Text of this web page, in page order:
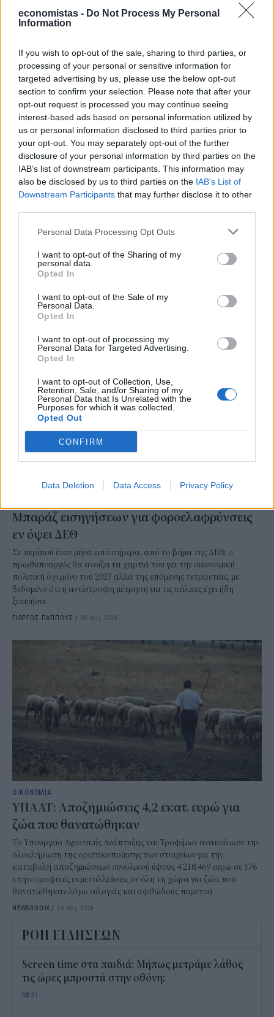
economistas - Do Not Process My Personal
Information
If you wish to opt-out of the sale, sharing to third parties, or
processing of your personal or sensitive information for
targeted advertising by us, please use the below opt-out
section to confirm your selection. Please note that after your
opt-out request is processed you may continue seeing
interest-based ads based on personal information utilized by
us or personal information disclosed to third parties prior to
your opt-out. You may separately opt-out of the further
disclosure of your personal information by third parties on the
IAB’s list of downstream participants. This information may
also be disclosed by us to third parties on the IAB’s List of
Downstream Participants that may further disclose it to other
Personal Data Processing Opt Outs
I want to opt-out of the Sharing of my
personal data.
Opted In
I want to opt-out of the Sale of my
Personal Data.
Opted In
I want to opt-out of processing my
Personal Data for Targeted Advertising.
Opted In
I want to opt-out of Collection, Use,
Retention, Sale, and/or Sharing of my
Personal Data that Is Unrelated with the
Purposes for which it was collected.
Opted Out
CONFIRM
Data Deletion Data Access Privacy Policy
Με τον Υφυπουργό Εθνικής Οικονομίας και Οικονομικών, Δημήτρη
Μαρκόπουλο, συναντήθηκε το Διοικητικό Συμβούλιο του
NEWSROOM/05 Αυγ 2026
ΟΙΚΟΝΟΜΙΑ
Σημαντικό ορόσημο κατέγραψε τον Ιούλιο ο Εξωδικαστικός
Μηχανισμός. Οι συνολικές ρυθμίσεις ξεπέρασαν τα 20 δισ. ευρώ από
Ιουλίου, έχουν ολοκληρωθεί 66.578 ρυθμίσεις, οι οποίες
αντιστοιχούν σε αρχικές οφειλές ύψους 20,19 δισ. ευρώ.
Μπαράζ εισηγήσεων για φοροελαφρύνσεις
εν όψει ΔΕΘ
Σε περίπου έναν μήνα από σήμερα, από το βήμα της ΔΕΘ, ο
πρωθυπουργός θα ανοίξει τα χαρτιά του για την οικονομική
πολιτική όχι μόνο του 2027 αλλά της επόμενης τετραετίας, με
δεδομένο ότι η αντίστροφη μέτρηση για τις κάλπες έχει ήδη
ξεκινήσει.
ΓΙΩΡΓΟΣ ΠΑΠΠΟΥΣ / 05 Αυγ 2026
ΟΙΚΟΝΟΜΙΑ
ΥΠΑΑΤ: Αποζημιώσεις 4,2 εκατ. ευρώ για
ζώα που θανατώθηκαν
Το Υπουργείο Αγροτικής Ανάπτυξης και Τροφίμων ανακοίνωσε την
ολοκλήρωση της οριστικοποίησης των στοιχείων για την
καταβολή αποζημιώσεων συνολικού ύψους 4.218.469 ευρώ σε 176
κτηνοτροφικές εκμεταλλεύσεις σε όλη τη χώρα για ζώα που
θανατώθηκαν λόγω ευλογιάς και αφθώδους πυρετού.
NEWSROOM / 04 Αυγ 2026
ΡΟΗ ΕΙΔΗΣΕΩΝ
Screen time στα παιδιά: Μήπως μετράμε λάθος
τις ώρες μπροστά στην οθόνη;
08:21